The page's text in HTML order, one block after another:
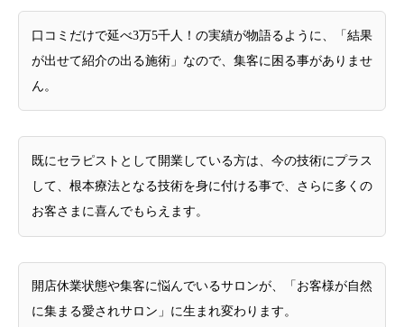
口コミだけで延べ3万5千人！の実績が物語るように、「結果
が出せて紹介の出る施術」なので、集客に困る事がありませ
ん。
既にセラピストとして開業している方は、今の技術にプラス
して、根本療法となる技術を身に付ける事で、さらに多くの
お客さまに喜んでもらえます。
開店休業状態や集客に悩んでいるサロンが、「お客様が自然
に集まる愛されサロン」に生まれ変わります。